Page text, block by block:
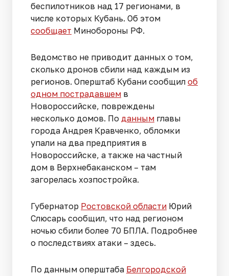
беспилотников над 17 регионами, в
числе которых Кубань. Об этом
сообщает Минобороны РФ.
Ведомство не приводит данных о том,
сколько дронов сбили над каждым из
регионов. Оперштаб Кубани сообщил об
одном пострадавшем в
Новороссийске, повреждены
несколько домов. По данным главы
города Андрея Кравченко, обломки
упали на два предприятия в
Новороссийске, а также на частный
дом в Верхнебаканском – там
загорелась хозпостройка.
Губернатор Ростовской области Юрий
Слюсарь сообщил, что над регионом
ночью сбили более 70 БПЛА. Подробнее
о последствиях атаки – здесь.
По данным оперштаба Белгородской